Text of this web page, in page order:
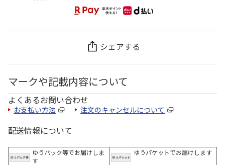
シェアする
マークや記載内容について
よくあるお問い合わせ
お支払い方法 注文のキャンセルについて
配送情報について
ゆうパック等でお届けしま
す
ゆうパケットでお届けします